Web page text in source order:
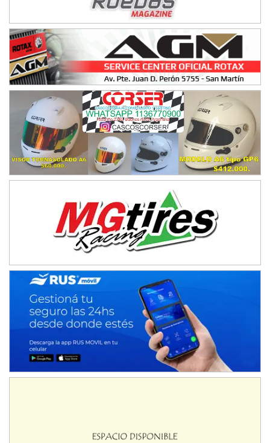
Ciudad de Avellaneda (Asfalto)
Avellaneda (Santa Fe)
SUR SANTAFESINO - F4
José Samuel Sánchez (Tierra)
Rufino (Santa Fe)
TUCUMANO - F5
Juan Navarro (Asfalto)
El Timbó (Tucumán)